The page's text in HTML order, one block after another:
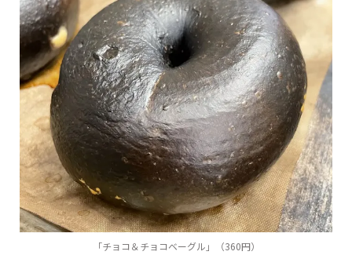
「チョコ＆チョコベーグル」（360円）